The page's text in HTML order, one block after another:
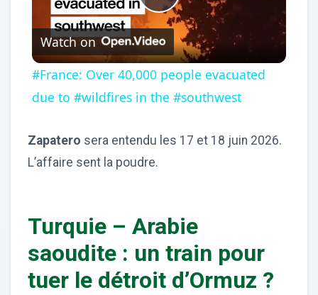
Play
Video
Watch on
#France: Over 40,000 people evacuated
due to #wildfires in the #southwest
Zapatero sera entendu les 17 et 18 juin 2026.
L’affaire sent la poudre.
Turquie – Arabie
saoudite : un train pour
tuer le détroit d’Ormuz ?